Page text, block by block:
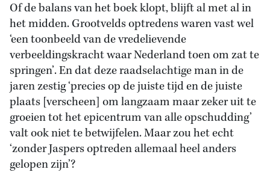
Of de balans van het boek klopt, blijft al met al in
het midden. Grootvelds optredens waren vast wel
‘een toonbeeld van de vredelievende
verbeeldingskracht waar Nederland toen om zat te
springen’. En dat deze raadselachtige man in de
jaren zestig ‘precies op de juiste tijd en de juiste
plaats [verscheen] om langzaam maar zeker uit te
groeien tot het epicentrum van alle opschudding’
valt ook niet te betwijfelen. Maar zou het echt
‘zonder Jaspers optreden allemaal heel anders
gelopen zijn’?